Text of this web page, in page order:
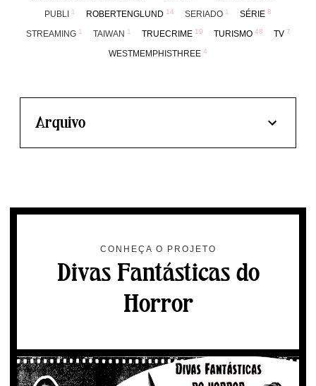
PUBLI 1 ROBERTENGLUND 14 SERIADO 1 SÉRIE 8
STREAMING 1 TAIWAN 1 TRUECRIME 19 TURISMO 48 TV 7
WESTMEMPHISTHREE 4
Arquivo
CONHEÇA O PROJETO
Divas Fantásticas do
Horror